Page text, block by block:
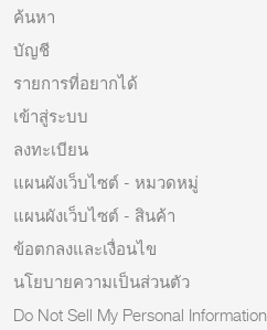
ค้นหา
บัญชี
รายการที่อยากได้
เข้าสู่ระบบ
ลงทะเบียน
แผนผังเว็บไซต์ - หมวดหมู่
แผนผังเว็บไซต์ - สินค้า
ข้อตกลงและเงื่อนไข
นโยบายความเป็นส่วนตัว
Do Not Sell My Personal Information